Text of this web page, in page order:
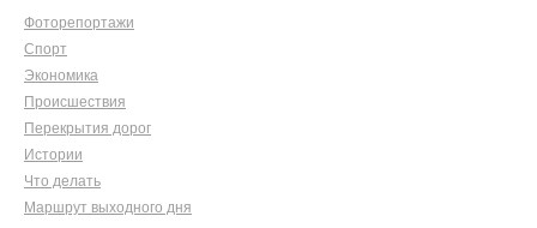
Фоторепортажи
Спорт
Экономика
Происшествия
Перекрытия дорог
Истории
Что делать
Маршрут выходного дня